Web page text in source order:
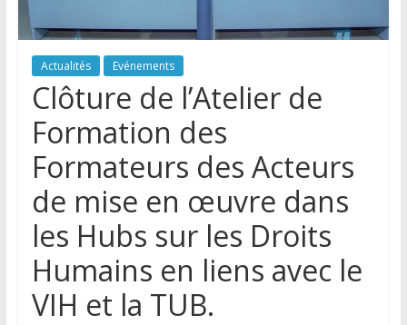
Actualités Evénements
Clôture de l’Atelier de
Formation des
Formateurs des Acteurs
de mise en œuvre dans
les Hubs sur les Droits
Humains en liens avec le
VIH et la TUB.